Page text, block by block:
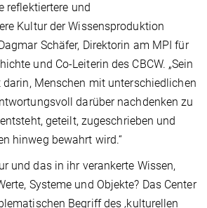
reflektiertere und
Kultur der Wissensproduktion
Schäfer, Direktorin am MPI für
und Co-Leiterin des CBCW. „Sein
darin, Menschen mit unterschiedlichen
darüber nachdenken zu
geteilt, zugeschrieben und
hinweg bewahrt wird.“
und das in ihr verankerte Wissen,
Systeme und Objekte? Das Center
Begriff des ‚kulturellen